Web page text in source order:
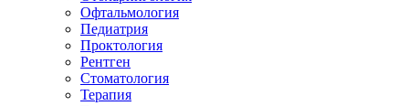
Офтальмология
Педиатрия
Проктология
Рентген
Стоматология
Терапия